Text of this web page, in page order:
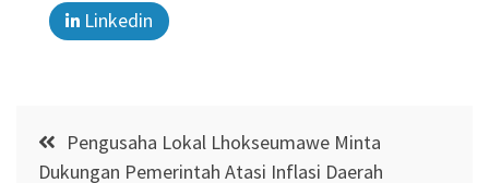
Linkedin
Post
navigation
Pengusaha Lokal Lhokseumawe Minta
Dukungan Pemerintah Atasi Inflasi Daerah